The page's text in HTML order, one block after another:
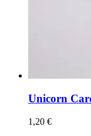
Unicorn
1,20 €